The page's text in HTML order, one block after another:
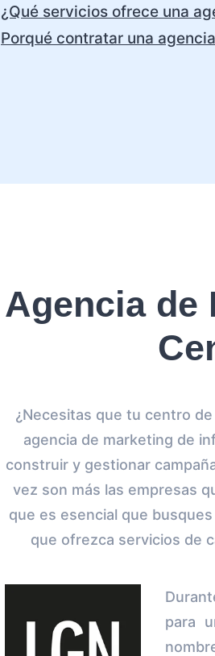
¿Qué servicios ofrece una
Porqué contratar una
Agencia de
¿Necesitas que tu centro
agencia de marketing de
construir y gestionar
vez son más las empresas
que es esencial que
que ofrezca servicios de
para